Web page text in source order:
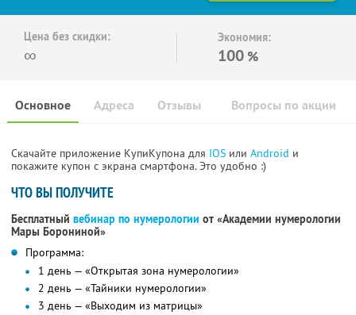
Цена без скидки:
∞
Экономия:
100 %
Основное Отзывы Вопросы по акции
Адреса
Скачайте приложение КупиКупона для IOS или Android и
покажите купон с экрана смартфона. Это удобно :)
ЧТО ВЫ ПОЛУЧИТЕ
Бесплатный вебинар по нумерологии от «Академии нумерологии
Мары Борониной»
Программа:
1 день — «Открытая зона нумерологии»
2 день — «Тайники нумерологии»
3 день — «Выходим из матрицы»